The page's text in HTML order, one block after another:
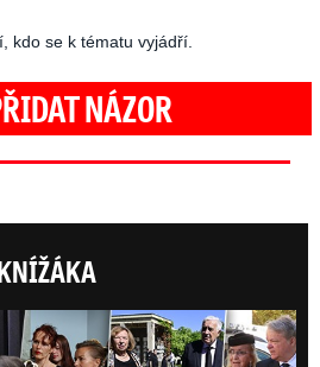
kdo se k tématu vyjádří.
NÁZOR